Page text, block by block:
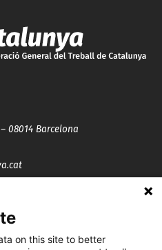
08014 Barcelona
on this site to better